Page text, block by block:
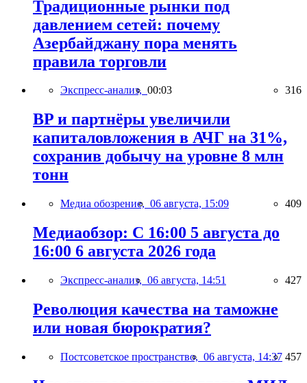
Традиционные рынки под
давлением сетей: почему
Азербайджану пора менять
правила торговли
Экспресс-анализ, 00:03 316
BP и партнёры увеличили
капиталовложения в АЧГ на 31%,
сохранив добычу на уровне 8 млн
тонн
Медиа обозрение, 06 августа, 15:09 409
Медиаобзор: С 16:00 5 августа до
16:00 6 августа 2026 года
Экспресс-анализ, 06 августа, 14:51 427
Революция качества на таможне
или новая бюрократия?
Постсоветское пространство, 06 августа, 14:37 457